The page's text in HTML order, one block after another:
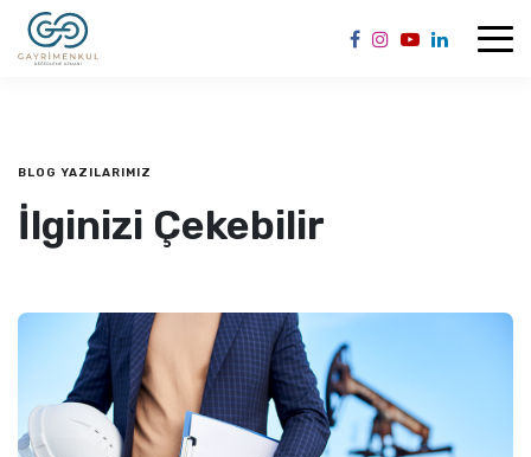
BLOG YAZILARIMIZ
İlginizi Çekebilir